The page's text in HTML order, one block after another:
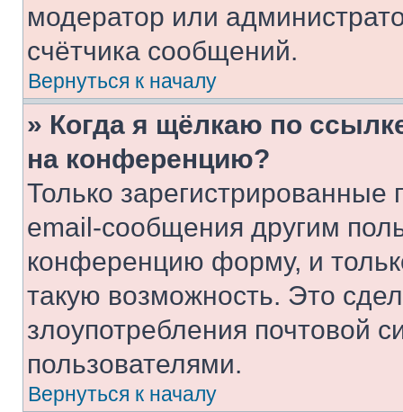
модератор или
счётчика сообщений.
Вернуться к началу
» Когда я щёлкаю по
на конференцию?
Только зарегистрированные
email-сообщения другим
конференцию форму, и
такую возможность. Это
злоупотребления почтовой
пользователями.
Вернуться к началу